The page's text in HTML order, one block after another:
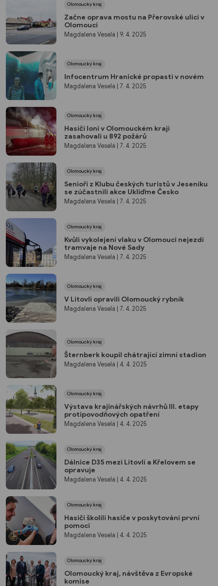
Olomoucký kraj
Začne oprava mostu na Přerovské ulici v
Olomouci
Magdalena Veselá | 9. 4. 2025
Olomoucký kraj
Infocentrum Hranické propasti v novém
Magdalena Veselá | 7. 4. 2025
Olomoucký kraj
Hasiči loni v Olomouckém kraji
zasahovali u 892 požárů
Magdalena Veselá | 7. 4. 2025
Olomoucký kraj
Senioři z Klubu českých turistů v Jeseníku
se zúčastnili akce Ukliďme Česko
Magdalena Veselá | 7. 4. 2025
Olomoucký kraj
Kvůli vykolejení vlaku v Olomouci nejezdí
tramvaje na Nové Sady
Magdalena Veselá | 7. 4. 2025
Olomoucký kraj
V Litovli opravili Olomoucký rybník
Magdalena Veselá | 7. 4. 2025
Olomoucký kraj
Šternberk koupil chátrající zimní stadion
Magdalena Veselá | 4. 4. 2025
Olomoucký kraj
Výstava krajinářských návrhů III. etapy
protipovodňových opatření
Magdalena Veselá | 4. 4. 2025
Olomoucký kraj
Dálnice D35 mezi Litovlí a Křelovem se
opravuje
Magdalena Veselá | 4. 4. 2025
Olomoucký kraj
Hasiči školili hasiče v poskytování první
pomoci
Magdalena Veselá | 4. 4. 2025
Olomoucký kraj
Olomoucký kraj, návštěva z Evropské
komise